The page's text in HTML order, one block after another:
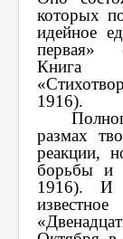
которых
идейное
первая»
Книга
1916).
Полного
размах
реакции,
борьбы и
1916). И